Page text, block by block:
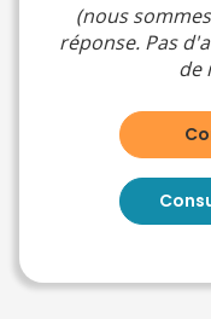
(nous
réponse. Pas
de